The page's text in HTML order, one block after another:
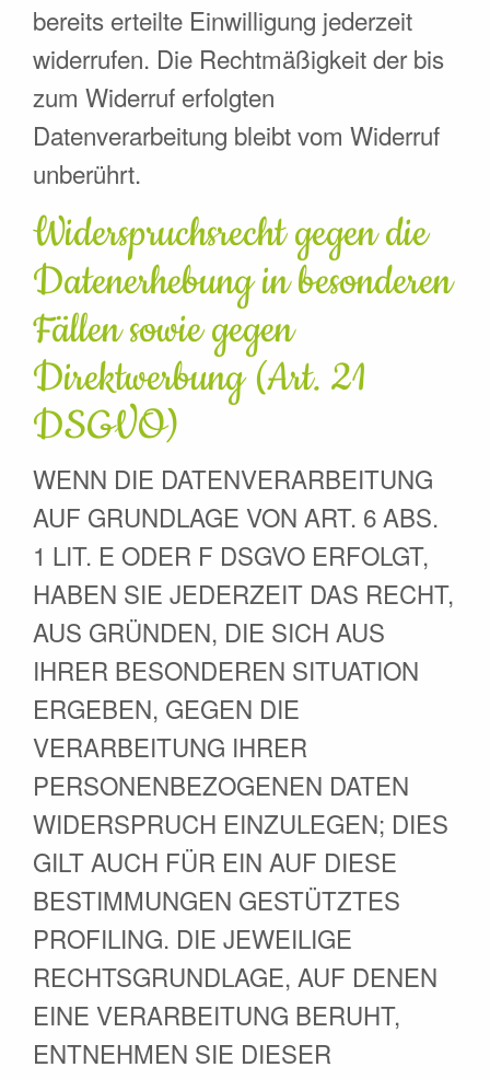
bereits erteilte Einwilligung jederzeit
widerrufen. Die Rechtmäßigkeit der bis
zum Widerruf erfolgten
Datenverarbeitung bleibt vom Widerruf
unberührt.
Widerspruchsrecht gegen die
Datenerhebung in besonderen
Fällen sowie gegen
Direktwerbung (Art. 21
DSGVO)
WENN DIE DATENVERARBEITUNG
AUF GRUNDLAGE VON ART. 6 ABS.
1 LIT. E ODER F DSGVO ERFOLGT,
HABEN SIE JEDERZEIT DAS RECHT,
AUS GRÜNDEN, DIE SICH AUS
IHRER BESONDEREN SITUATION
ERGEBEN, GEGEN DIE
VERARBEITUNG IHRER
PERSONENBEZOGENEN DATEN
WIDERSPRUCH EINZULEGEN; DIES
GILT AUCH FÜR EIN AUF DIESE
BESTIMMUNGEN GESTÜTZTES
PROFILING. DIE JEWEILIGE
RECHTSGRUNDLAGE, AUF DENEN
EINE VERARBEITUNG BERUHT,
ENTNEHMEN SIE DIESER